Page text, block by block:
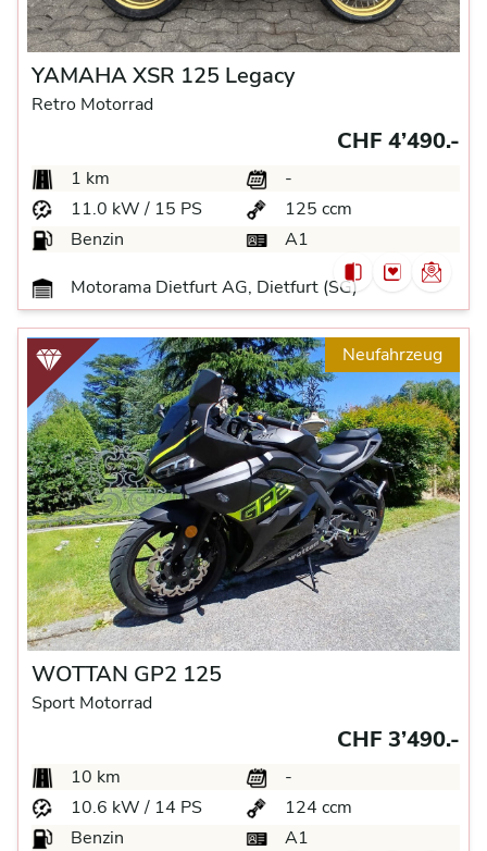
YAMAHA XSR 125 Legacy
Retro Motorrad
CHF 4’490.-
1 km
-
11.0 kW / 15 PS
125 ccm
Benzin
A1
Motorama Dietfurt AG, Dietfurt (SG)
Neufahrzeug
WOTTAN GP2 125
Sport Motorrad
CHF 3’490.-
10 km
-
10.6 kW / 14 PS
124 ccm
Benzin
A1